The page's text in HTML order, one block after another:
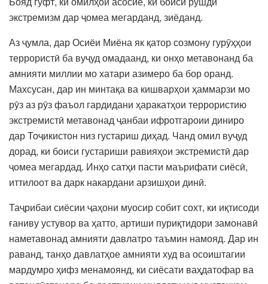
экстремизм дар ҷомеа мегарданд, зиёданд.
Аз ҷумла, дар Осиёи Миёна як қатор созмону гурӯҳҳои
террористӣ ба вуҷуд омадаанд, ки онҳо метавонанд ба
амнияти миллии мо хатари азимеро ба бор оранд.
Махсусан, дар ин минтақа ва кишварҳои ҳаммарзи мо
рӯз аз рӯз фаъол гардидани ҳаракатҳои террористию
экстремистӣ метавонад ҷанбаи ифротгароии диниро
дар Тоҷикистон низ густариш диҳад. Чанд омил вуҷуд
дорад, ки боиси густариши равияҳои экстремистӣ дар
ҷомеа мегардад. Инҳо сатҳи пасти маърифати сиёсӣ,
иттилоот ва дарк накардани арзишҳои динӣ.
Таҷрибаи сиёсии ҷаҳони муосир собит сохт, ки иқтисоди
ғаниву устувор ва ҳатто, артиши пуриқтидори замонавӣ
наметавонад амнияти давлатро таъмин намояд. Дар ин
раванд, танҳо давлатҳое амнияти худ ва осоиштагии
мардумро ҳифз менамоянд, ки сиёсати ваҳдатофар ва